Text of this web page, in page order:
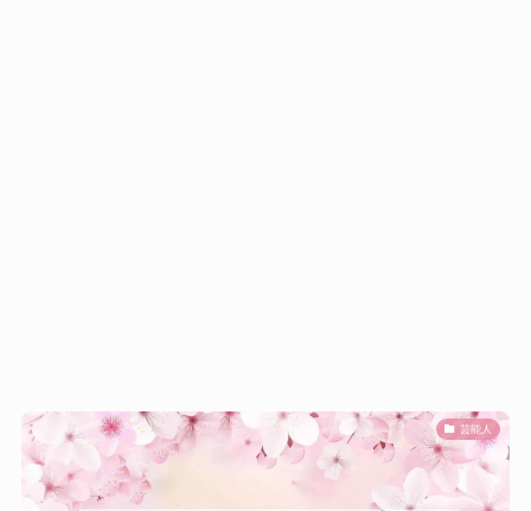
芸能人